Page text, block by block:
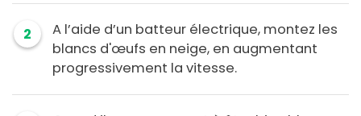
2
A l’aide d’un batteur électrique, montez les
blancs d'œufs en neige, en augmentant
progressivement la vitesse.